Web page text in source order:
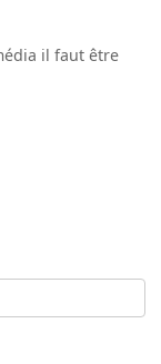
il faut être